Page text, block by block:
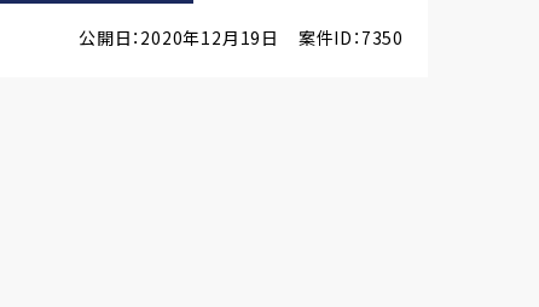
公開日：2020年12月19日 案件ID：7350